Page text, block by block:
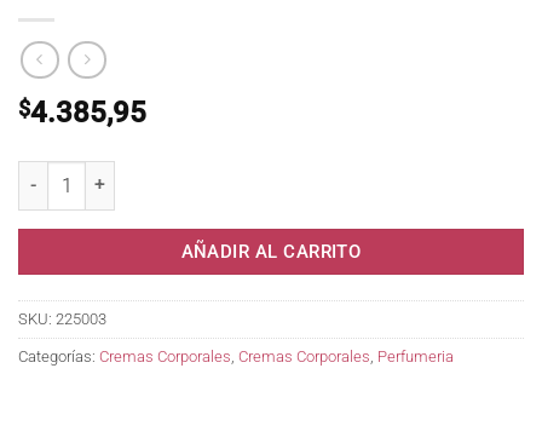
$4.385,95
AÑADIR AL CARRITO
SKU: 225003
Categorías: Cremas Corporales, Cremas Corporales, Perfumeria